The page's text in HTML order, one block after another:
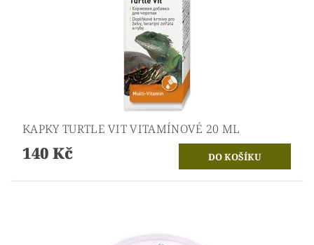
KAPKY TURTLE VIT VITAMÍNOVÉ 20 ML
140 Kč